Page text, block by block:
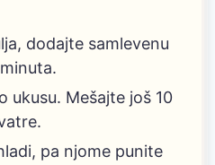
dodajte samlevenu
ukusu. Mešajte još 10
pa njome punite